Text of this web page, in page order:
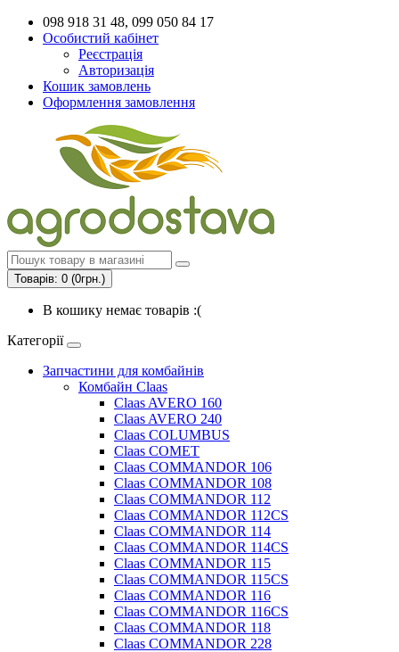
098 918 31 48, 099 050 84 17
Особистий кабінет
Реєстрація
Авторизація
Кошик замовлень
Оформлення замовлення
Товарів: 0 (0грн.)
В кошику немає товарів :(
Категорії
Запчастини для комбайнів
Комбайн Claas
Claas AVERO 160
Claas AVERO 240
Claas COLUMBUS
Claas COMET
Claas COMMANDOR 106
Claas COMMANDOR 108
Claas COMMANDOR 112
Claas COMMANDOR 112CS
Claas COMMANDOR 114
Claas COMMANDOR 114CS
Claas COMMANDOR 115
Claas COMMANDOR 115CS
Claas COMMANDOR 116
Claas COMMANDOR 116CS
Claas COMMANDOR 118
Claas COMMANDOR 228